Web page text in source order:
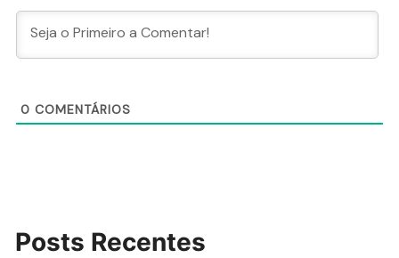
0 COMENTÁRIOS
Posts Recentes